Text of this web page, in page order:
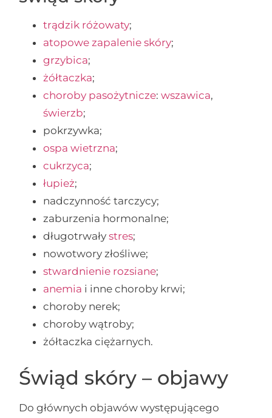
trądzik różowaty;
atopowe zapalenie skóry;
grzybica;
żółtaczka;
choroby pasożytnicze:wszawica,
świerzb;
pokrzywka;
ospa wietrzna;
cukrzyca;
łupież;
nadczynność tarczycy;
zaburzenia hormonalne;
długotrwałystres;
nowotwory złośliwe;
stwardnienie rozsiane;
anemia i inne choroby krwi;
choroby nerek;
choroby wątroby;
żółtaczka ciężarnych.
Świąd skóry – objawy
Do głównych objawów występującego